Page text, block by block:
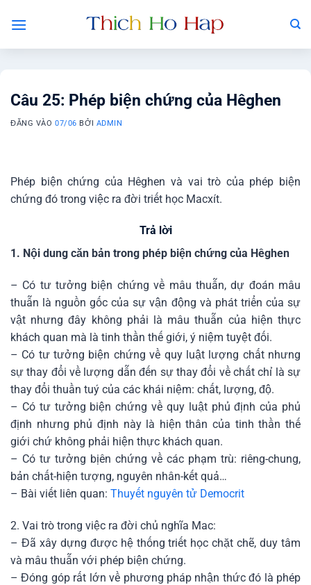
qua
Câu 25: Phép biện chứng của Hêghen
ĐĂNG VÀO07/06 BỞI ADMIN
Phép biện chứng của Hêghen và vai trò của phép biện
chứng đó trong việc ra đời triết học Macxít.
Trả lời
1. Nội dung căn bản trong phép biện chứng của Hêghen
– Có tư tưởng biện chứng về mâu thuẫn, dự đoán mâu
thuẫn là nguồn gốc của sự vận động và phát triển của sự
vật nhưng đây không phải là mâu thuẫn của hiện thực
khách quan mà là tinh thần thế giới, ý niệm tuyệt đối.
– Có tư tưởng biện chứng về quy luật lượng chất nhưng
sự thay đổi về lượng dẫn đến sự thay đổi về chất chỉ là sự
thay đổi thuần tuý của các khái niệm: chất, lượng, độ.
– Có tư tưởng biện chứng về quy luật phủ định của phủ
định nhưng phủ định này là hiện thân của tinh thần thế
giới chứ không phải hiện thực khách quan.
– Có tư tưởng bịên chứng về các phạm trù: riêng-chung,
bản chất-hiện tượng, nguyên nhân-kết quả…
– Bài viết liên quan: Thuyết nguyên tử Democrit
2. Vai trò trong việc ra đời chủ nghĩa Mac:
– Đã xây dựng được hệ thống triết học chặt chẽ, duy tâm
và mâu thuẫn với phép biện chứng.
– Đóng góp rất lớn về phương pháp nhận thức đó là phép